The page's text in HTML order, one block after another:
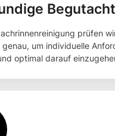
prüfen
genau, um individuelle
optimal darauf